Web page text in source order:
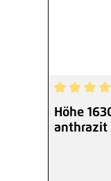
Höhe
anthrazit